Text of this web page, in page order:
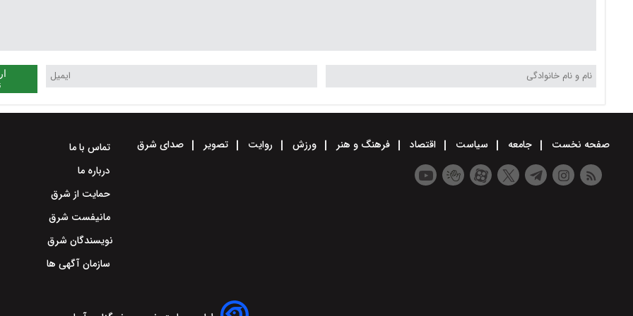
صفحه نخست جامعه سیاست اقتصاد فرهنگ و هنر ورزش روایت تصویر صدای شرق
تماس با ما
درباره ما
حمایت از شرق
مانیفست شرق
نویسندگان شرق
سازمان آگهی ها